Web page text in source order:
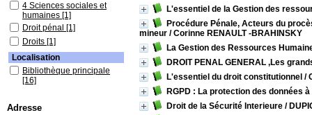
L'essentiel de la Gestion des
Procédure Pénale, Acteurs du
mineur / Corinne RENAULT -BRAHINSKY
La Gestion des Ressources
DROIT PENAL GENERAL ,Les
L'essentiel du droit constitutionnel /
RGPD : La protection des données
Droit de la Sécurité Interieure /
4 Sciences sociales et
humaines [1]
Droit pénal [1]
Droits [1]
Localisation
Bibliothèque principale
[16]
Droit
Adresse